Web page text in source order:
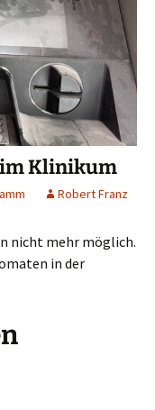
Klinikum
Robert Franz
nicht mehr möglich.
in der